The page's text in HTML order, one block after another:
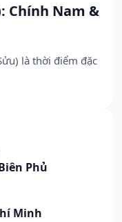
Chính Nam &
là thời điểm đặc
Phủ
Minh